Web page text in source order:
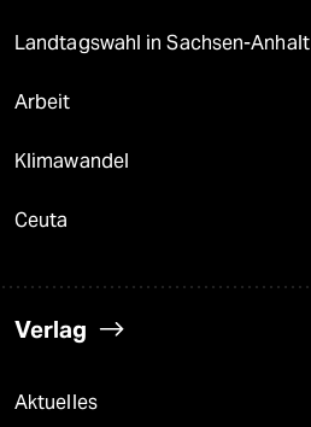
Landtagswahl in Sachsen-Anhalt
Arbeit
Klimawandel
Ceuta
Verlag
Aktuelles